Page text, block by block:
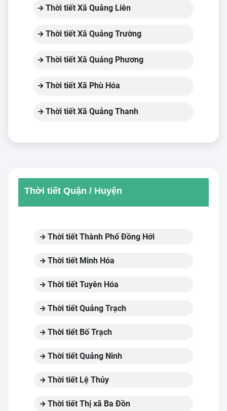
Thời tiết Xã Quảng Liên
Thời tiết Xã Quảng Trường
Thời tiết Xã Quảng Phương
Thời tiết Xã Phù Hóa
Thời tiết Xã Quảng Thanh
Thời tiết Quận / Huyện
Thời tiết Thành Phố Đồng Hới
Thời tiết Minh Hóa
Thời tiết Tuyên Hóa
Thời tiết Quảng Trạch
Thời tiết Bố Trạch
Thời tiết Quảng Ninh
Thời tiết Lệ Thủy
Thời tiết Thị xã Ba Đồn